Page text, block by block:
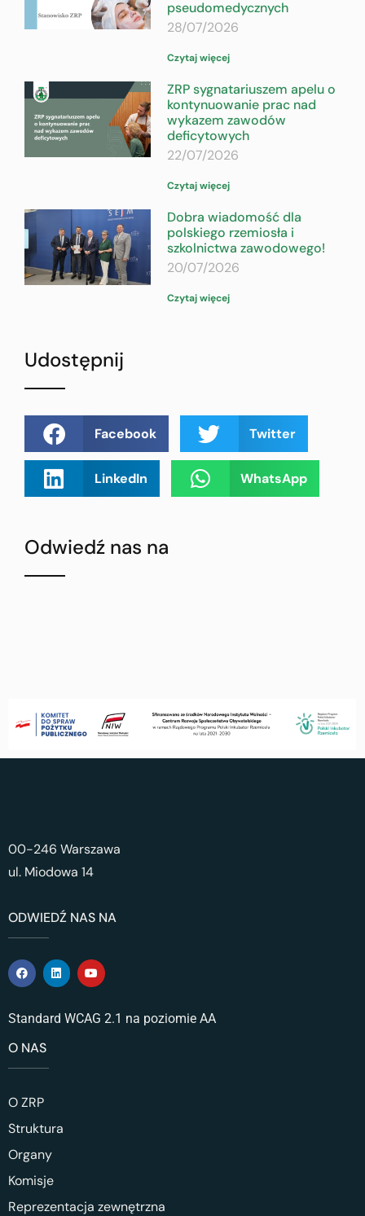
pseudomedycznych
28/07/2026
Czytaj więcej
ZRP sygnatariuszem apelu o
kontynuowanie prac nad
wykazem zawodów
deficytowych
22/07/2026
Czytaj więcej
Dobra wiadomość dla
polskiego rzemiosła i
szkolnictwa zawodowego!
20/07/2026
Czytaj więcej
Udostępnij
Facebook Twitter
LinkedIn WhatsApp
Odwiedź nas na
00-246 Warszawa
ul. Miodowa 14
ODWIEDŹ NAS NA
Standard WCAG 2.1 na poziomie AA
O NAS
O ZRP
Struktura
Organy
Komisje
Reprezentacja zewnętrzna